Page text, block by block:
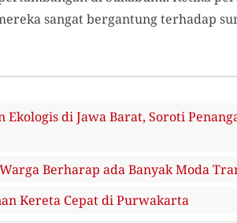
sangat bergantung terhadap
di Jawa Barat, Soroti
Berharap ada Banyak Moda
Kereta Cepat di Purwakarta